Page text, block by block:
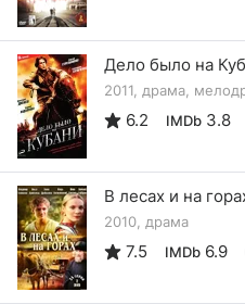
Дело было на
2011, драма,
6.2 IMDb 3.8
В лесах и на
2010, драма
7.5 IMDb 6.9